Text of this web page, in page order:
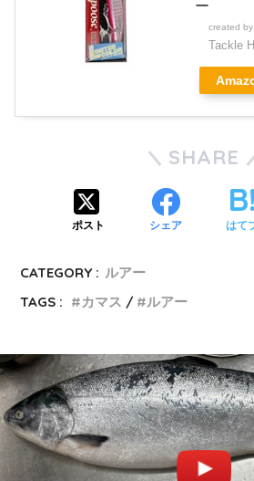
ー
created by
Tackle
SHARE
ポスト シェア はて
CATEGORY : ルアー
TAGS :
カマス ルアー